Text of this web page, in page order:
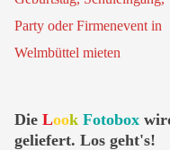
Die Look Fotobox
geliefert. Los geht's!